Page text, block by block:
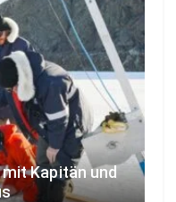
Kapitän und